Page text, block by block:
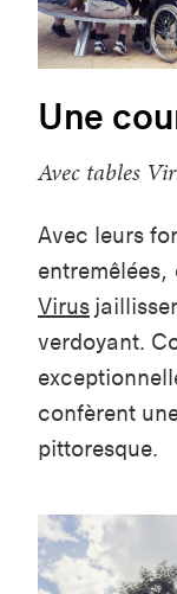
Une
Avec tables
Avec leurs
Virus
verdoyant.
confèrent
pittoresque.